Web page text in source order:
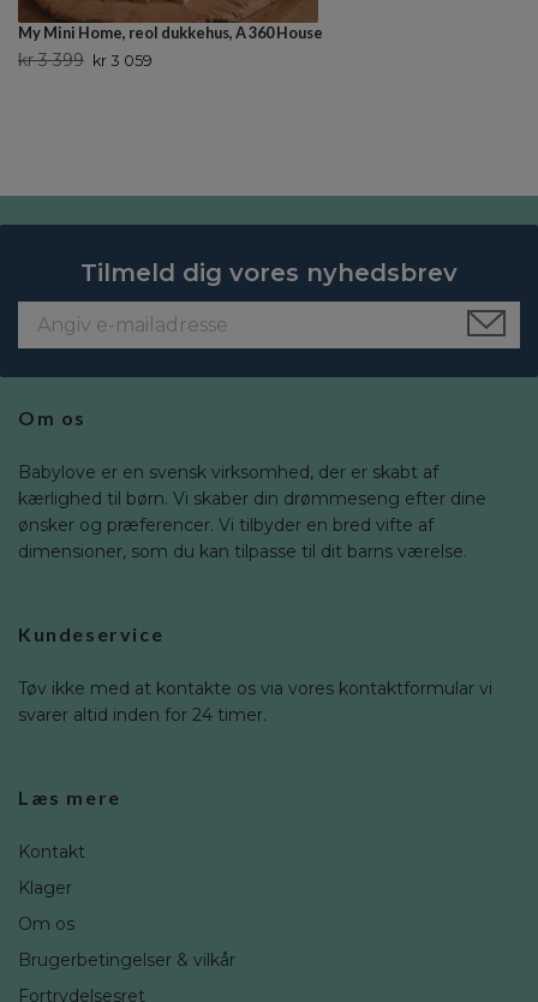
My Mini Home, reol dukkehus, A 360 House
kr 3 399 kr 3 059
Tilmeld dig vores nyhedsbrev
Om os
Babylove er en svensk virksomhed, der er skabt af
kærlighed til børn. Vi skaber din drømmeseng efter dine
ønsker og præferencer. Vi tilbyder en bred vifte af
dimensioner, som du kan tilpasse til dit barns værelse.
Kundeservice
Tøv ikke med at kontakte os via vores kontaktformular vi
svarer altid inden for 24 timer.
Læs mere
Kontakt
Klager
Om os
Brugerbetingelser & vilkår
Fortrydelsesret